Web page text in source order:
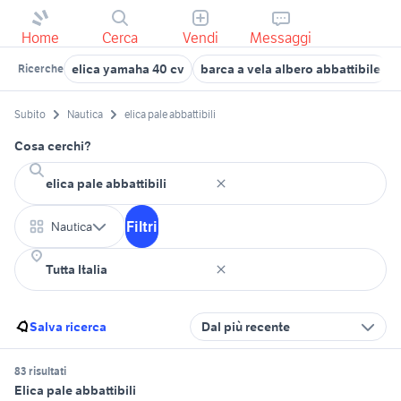
Home Cerca Vendi Messaggi
Ricerche elica yamaha 40 cv barca a vela albero abbattibile
Subito Nautica elica pale abbattibili
Cosa cerchi?
Nautica Filtri
Salva ricerca Dal più recente
83 risultati
Elica pale abbattibili